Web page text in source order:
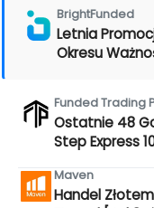
BrightFunded
Letnia
Okresu
Funded Trading
Ostatnie 48
Step Express
Maven
Handel